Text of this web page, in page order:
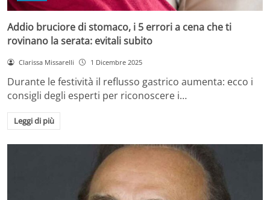
Addio bruciore di stomaco, i 5 errori a cena che ti
rovinano la serata: evitali subito
Clarissa Missarelli 1 Dicembre 2025
Durante le festività il reflusso gastrico aumenta: ecco i
consigli degli esperti per riconoscere i…
Leggi di più